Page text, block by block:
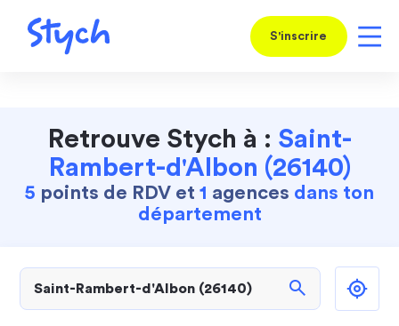
S'inscrire
Retrouve Stych à : Saint-
Rambert-d'Albon (26140)
5 points de RDV et 1 agences dans ton
département
search